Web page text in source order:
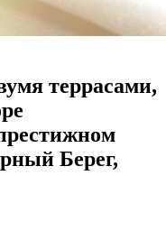
террасами,
Берег,